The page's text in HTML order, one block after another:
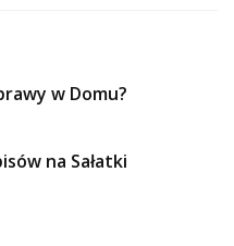
w Domu?
na Sałatki